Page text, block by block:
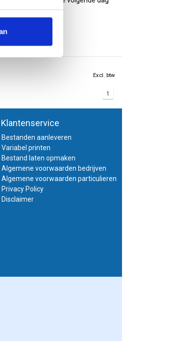
Excl. btw
1
Klantenservice
Bestanden aanleveren
Variabel printen
Bestand laten opmaken
Algemene voorwaarden bedrijven
Algemene voorwaarden particulieren
Privacy Policy
Disclaimer